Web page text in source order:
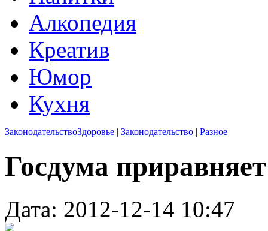
Алкопедия
Креатив
Юмор
Кухня
ЗаконодательствоЗдоровье | Законодательство | Разное
Госдума
Дата: 2012-12-14 10:47